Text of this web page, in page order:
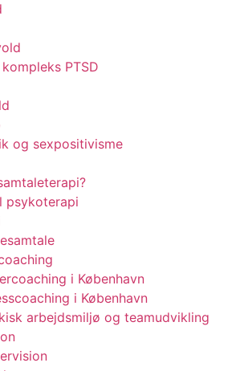
PTSD
og sexpositivisme
psykoterapi
i København
i København
arbejdsmiljø og teamudvikling